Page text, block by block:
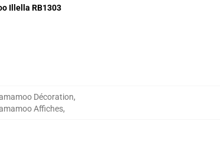
Illella RB1303
Décoration,
Affiches,